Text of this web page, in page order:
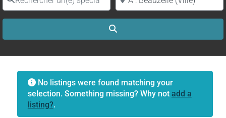
No listings were found matching your
selection. Something missing? Why not add a
listing?.